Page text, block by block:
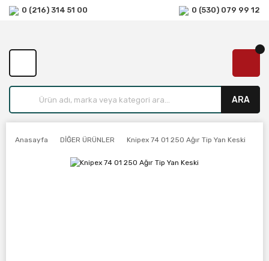
0 (216) 314 51 00 0 (530) 079 99 12
ARA
Anasayfa DİĞER ÜRÜNLER Knipex 74 01 250 Ağır Tip Yan Keski